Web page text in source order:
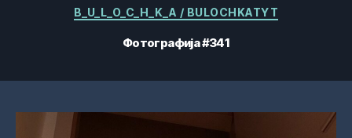
Категорије
B_U_L_O_C_H_K_A / BULOCHKATYT
Фотографија #341